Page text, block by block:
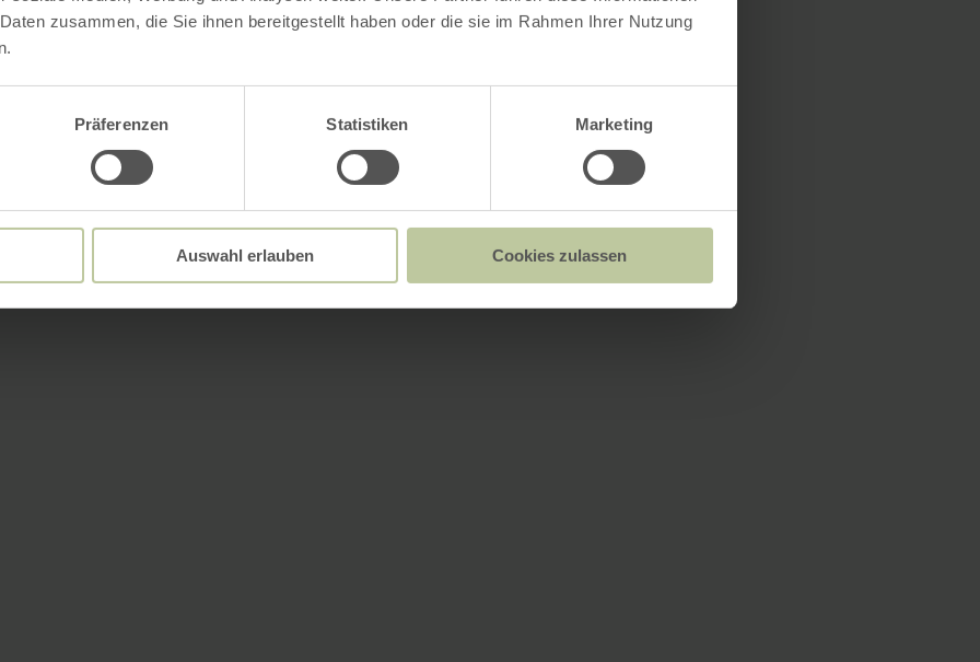
zusammen, die Sie ihnen bereitgestellt haben oder die sie im Rahmen Ihrer Nutzung
Präferenzen Statistiken Marketing
Auswahl erlauben Cookies zulassen